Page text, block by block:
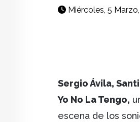
Miércoles, 5
Sergio Ávila,
Yo No La Tengo,
escena de los